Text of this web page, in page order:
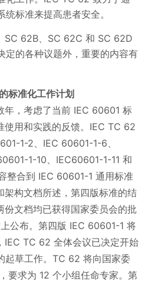
标准来提高患者安全。
SC 62B、SC 62C 和 SC 62D
定的各种议题外，重要的内容有
标准化工作计划
年，考虑了当前 IEC 60601 标
使用和实践的反馈。IEC TC 62
1-2、IEC 60601-1-6、
1-10、IEC60601-1-11 和
整合到 IEC 60601-1 通用标准
架构文档所述，第四版标准的结
份文档均已获得国家委员会的批
公布。第四版 IEC 60601-1 将
IEC TC 62 全体会议已决定开始
起草工作。TC 62 将向国家委
要求为 12 个小组任命专家。第